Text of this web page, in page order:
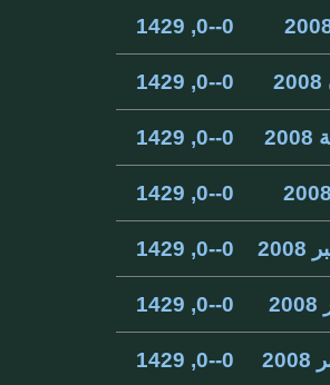
0--0, 1429
0--0, 1429
0--0, 1429
0--0, 1429
0--0, 1429
0--0, 1429
0--0, 1429